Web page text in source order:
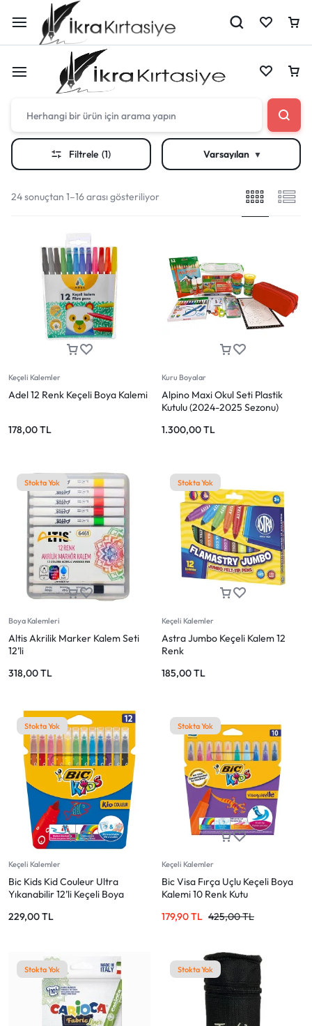
Çantan boş
Harika fırsatları kaçırmayın! Alışverişe başlayın
veya eklenen ürünleri görüntülemek için oturum
açın.
Mağazadaki Yenilikler
Çantan boş
veya eklenen ürünleri görüntülemek için oturum
Mağazadaki Yenilikler
Giriş Yap
Filtrele (1) Varsayılan
24 sonuçtan 1–16 arası gösteriliyor
Keçeli Kalemler
Adel 12 Renk Keçeli Boya Kalemi
178,00TL
Kuru Boyalar
Alpino Maxi Okul Seti Plastik
Kutulu (2024-2025 Sezonu)
1.300,00TL
Stokta Yok
Boya Kalemleri
Altis Akrilik Marker Kalem Seti
12’li
318,00TL
Stokta Yok
Keçeli Kalemler
Astra Jumbo Keçeli Kalem 12
Renk
185,00TL
Stokta Yok
Keçeli Kalemler
Bic Kids Kid Couleur Ultra
Yıkanabilir 12’li Keçeli Boya
229,00TL
Stokta Yok
Keçeli Kalemler
Bic Visa Fırça Uçlu Keçeli Boya
Kalemi 10 Renk Kutu
425,00TL
179,90TL
Stokta Yok Stokta Yok